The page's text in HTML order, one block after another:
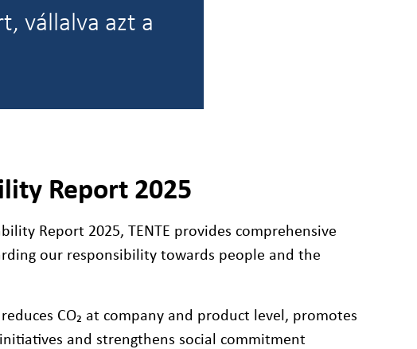
vállalva azt a
Report 2025
Report 2025, TENTE provides comprehensive
our responsibility towards people and the
reduces CO₂ at company and product level, promotes
and strengthens social commitment